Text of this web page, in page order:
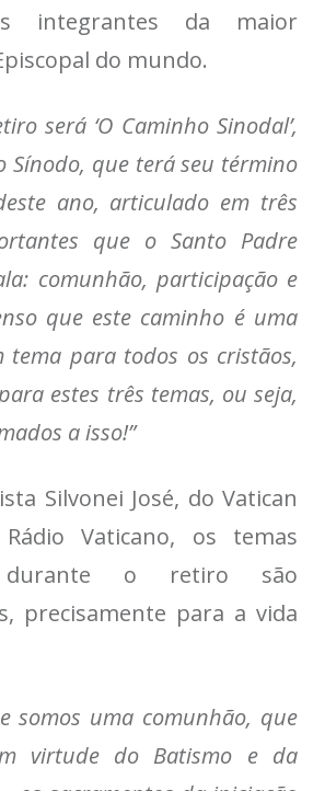
integrantes da maior
do mundo.
será ‘O Caminho Sinodal’,
Sínodo, que terá seu término
ano, articulado em três
que o Santo Padre
comunhão, participação e
que este caminho é uma
tema para todos os cristãos,
estes três temas, ou seja,
a isso!”
Silvonei José, do Vatican
Vaticano, os temas
durante o retiro são
precisamente para a vida
somos uma comunhão, que
virtude do Batismo e da